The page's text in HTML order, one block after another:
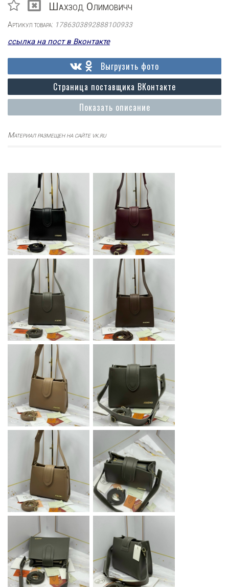
Шахзод Олимовичч
Артикул товара: 1786303892888100933
ссылка на пост в Вконтакте
Показать описание
Страница поставщика ВКонтакте
Выгрузить фото
Материал размещен на сайте vk.ru